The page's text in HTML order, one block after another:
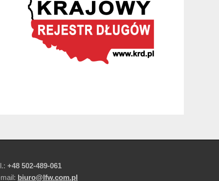
+48 502-489-061
biuro@lfw.com.pl